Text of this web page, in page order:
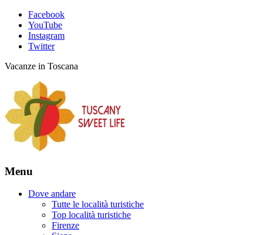
Facebook
YouTube
Instagram
Twitter
Vacanze in Toscana
Menu
Dove andare
Tutte le località turistiche
Top località turistiche
Firenze